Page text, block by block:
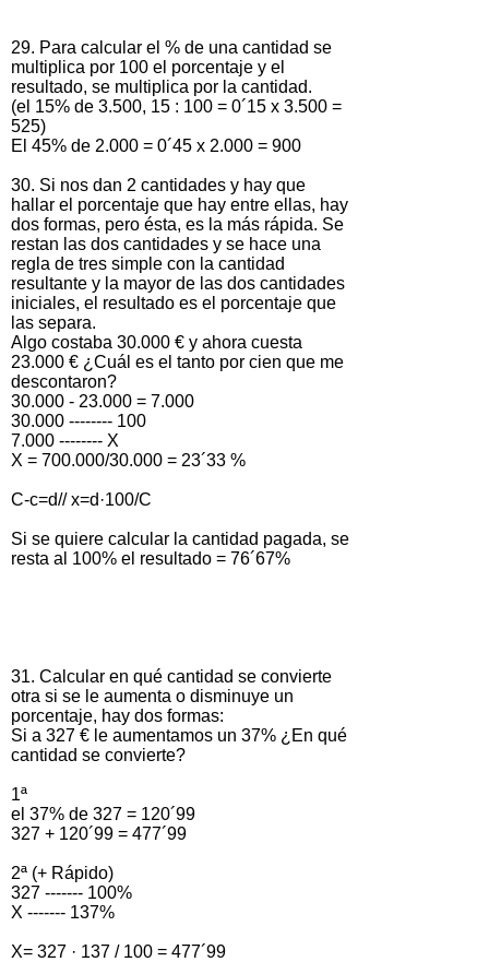
29. Para calcular el % de una cantidad se
multiplica por 100 el porcentaje y el
resultado, se multiplica por la cantidad.
(el 15% de 3.500, 15 : 100 = 0´15 x 3.500 =
525)
El 45% de 2.000 = 0´45 x 2.000 = 900
30. Si nos dan 2 cantidades y hay que
hallar el porcentaje que hay entre ellas, hay
dos formas, pero ésta, es la más rápida. Se
restan las dos cantidades y se hace una
regla de tres simple con la cantidad
resultante y la mayor de las dos cantidades
iniciales, el resultado es el porcentaje que
las separa.
Algo costaba 30.000 € y ahora cuesta
23.000 € ¿Cuál es el tanto por cien que me
descontaron?
30.000 - 23.000 = 7.000
30.000 -------- 100
7.000 -------- X
X = 700.000/30.000 = 23´33 %
C-c=d// x=d·100/C
Si se quiere calcular la cantidad pagada, se
resta al 100% el resultado = 76´67%
31. Calcular en qué cantidad se convierte
otra si se le aumenta o disminuye un
porcentaje, hay dos formas:
Si a 327 € le aumentamos un 37% ¿En qué
cantidad se convierte?
1ª
el 37% de 327 = 120´99
327 + 120´99 = 477´99
2ª (+ Rápido)
327 ------- 100%
X ------- 137%
X= 327 · 137 / 100 = 477´99